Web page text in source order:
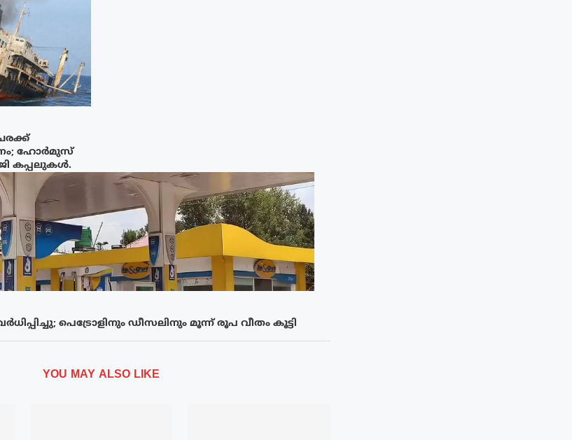
ഹോർമുസ്
കപ്പലുകൾ.
പെട്രോളിനും ഡീസലിനും മൂന്ന് രൂപ വീതം കൂട്ടി
YOU MAY ALSO LIKE